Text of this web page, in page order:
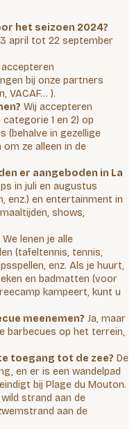
het seizoen 2024?
april tot 22 september
accepteren
bij onze partners
VACAF… ).
Wij accepteren
1 en 2) op
(behalve in gezellige
om ze alleen in de
er aangeboden in La
in juli en augustus
enz.) en entertainment in
shows,
We lenen je alle
(tafeltennis, tennis,
enz. Als je huurt,
en badmatten (voor
kampeert, kunt u
meenemen? Ja, maar
barbecues op het terrein,
toegang tot de zee? De
en er is een wandelpad
bij Plage du Mouton.
strand aan de
aan de